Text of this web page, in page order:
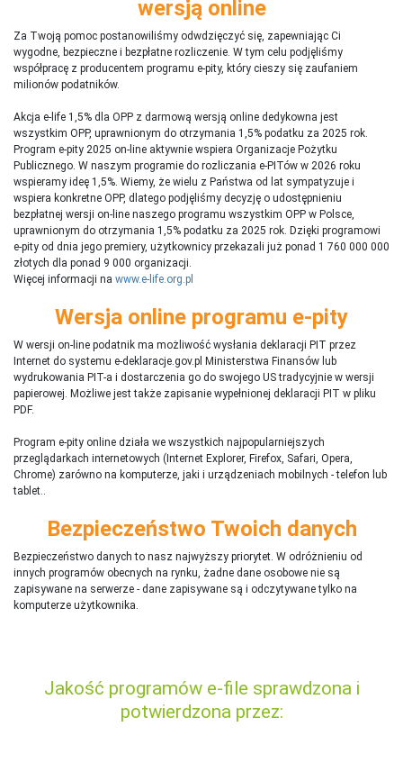
wersją online
Za Twoją pomoc postanowiliśmy odwdzięczyć się, zapewniając Ci
wygodne, bezpieczne i bezpłatne rozliczenie. W tym celu podjęliśmy
współpracę z producentem programu e-pity, który cieszy się zaufaniem
milionów podatników.
Akcja e-life 1,5% dla OPP z darmową wersją online dedykowna jest
wszystkim OPP, uprawnionym do otrzymania 1,5% podatku za 2025 rok.
Program e-pity 2025 on-line aktywnie wspiera Organizacje Pożytku
Publicznego. W naszym programie do rozliczania e-PITów w 2026 roku
wspieramy ideę 1,5%. Wiemy, że wielu z Państwa od lat sympatyzuje i
wspiera konkretne OPP, dlatego podjęliśmy decyzję o udostępnieniu
bezpłatnej wersji on-line naszego programu wszystkim OPP w Polsce,
uprawnionym do otrzymania 1,5% podatku za 2025 rok. Dzięki programowi
e-pity od dnia jego premiery, użytkownicy przekazali już ponad 1 760 000 000
złotych dla ponad 9 000 organizacji.
Więcej informacji na www.e-life.org.pl
Wersja online programu e-pity
W wersji on-line podatnik ma możliwość wysłania deklaracji PIT przez
Internet do systemu e-deklaracje.gov.pl Ministerstwa Finansów lub
wydrukowania PIT-a i dostarczenia go do swojego US tradycyjnie w wersji
papierowej. Możliwe jest także zapisanie wypełnionej deklaracji PIT w pliku
PDF.
Program e-pity online działa we wszystkich najpopularniejszych
przeglądarkach internetowych (Internet Explorer, Firefox, Safari, Opera,
Chrome) zarówno na komputerze, jaki i urządzeniach mobilnych - telefon lub
tablet..
Bezpieczeństwo Twoich danych
Bezpieczeństwo danych to nasz najwyższy priorytet. W odróżnieniu od
innych programów obecnych na rynku, żadne dane osobowe nie są
zapisywane na serwerze - dane zapisywane są i odczytywane tylko na
komputerze użytkownika.
Jakość programów e-file sprawdzona i
potwierdzona przez: